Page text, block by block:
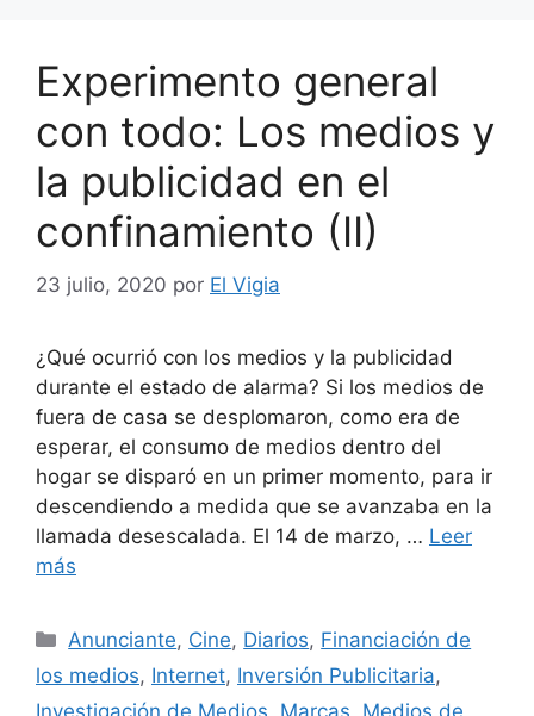
Experimento general
con todo: Los medios y
la publicidad en el
confinamiento (II)
23 julio, 2020 por El Vigia
¿Qué ocurrió con los medios y la publicidad
durante el estado de alarma? Si los medios de
fuera de casa se desplomaron, como era de
esperar, el consumo de medios dentro del
hogar se disparó en un primer momento, para ir
descendiendo a medida que se avanzaba en la
llamada desescalada. El 14 de marzo, … Leer
más
Categorías
Anunciante, Cine, Diarios, Financiación de
los medios, Internet, Inversión Publicitaria,
Investigación de Medios Marcas Medios de